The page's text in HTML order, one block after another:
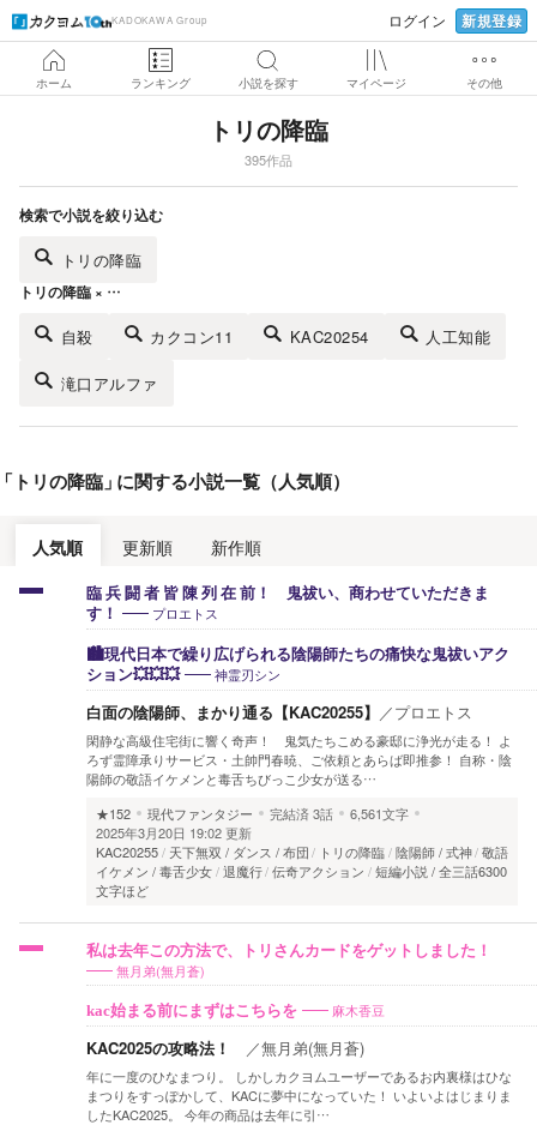
KADOKAWA Group ログイン 新規登録
ホーム ランキング 小説を探す マイページ その他
トリの降臨
395作品
検索で小説を絞り込む
トリの降臨
トリの降臨 × …
自殺 カクコン11 KAC20254 人工知能
滝口アルファ
トリの降臨 」に関する小説一覧（人気順）
人気順 更新順 新作順
臨 兵 闘 者 皆 陳 列 在 前！ 鬼祓い、商わせていただきま
す！
プロエトス
🏙️現代日本で繰り広げられる陰陽師たちの痛快な鬼祓いアク
ション💥💥💥
神霊刃シン
白面の陰陽師、まかり通る【KAC20255】 ／プロエトス
閑静な高級住宅街に響く奇声！ 鬼気たちこめる豪邸に浄光が走る！ よ
ろず霊障承りサービス・土帥門春暁、ご依頼とあらば即推参！ 自称・陰
陽師の敬語イケメンと毒舌ちびっこ少女が送る…
★152
現代ファンタジー 完結済3話
6,561文字
2025年3月20日 19:02 更新
KAC20255
天下無双 / ダンス / 布団 トリの降臨 陰陽師 / 式神 敬語
イケメン / 毒舌少女 退魔行 伝奇アクション
短編小説 / 全三話6300
文字ほど
私は去年この方法で、トリさんカードをゲットしました！
無月弟(無月蒼)
kac始まる前にまずはこちらを 麻木香豆
KAC2025の攻略法！ ／無月弟(無月蒼)
年に一度のひなまつり。 しかしカクヨムユーザーであるお内裏様はひな
まつりをすっぽかして、KACに夢中になっていた！ いよいよはじまりま
したKAC2025。 今年の商品は去年に引…